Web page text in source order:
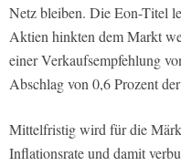
Netz bleiben. Die Eon-Titel
Aktien hinkten dem Markt
einer Verkaufsempfehlung
Abschlag von 0,6 Prozent
Mittelfristig wird für die
Inflationsrate und damit